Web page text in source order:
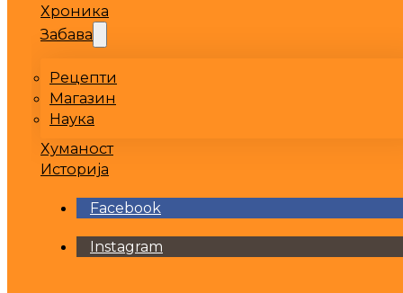
Хроника
Забава
Рецепти
Магазин
Наука
Хуманост
Историја
Facebook
Instagram